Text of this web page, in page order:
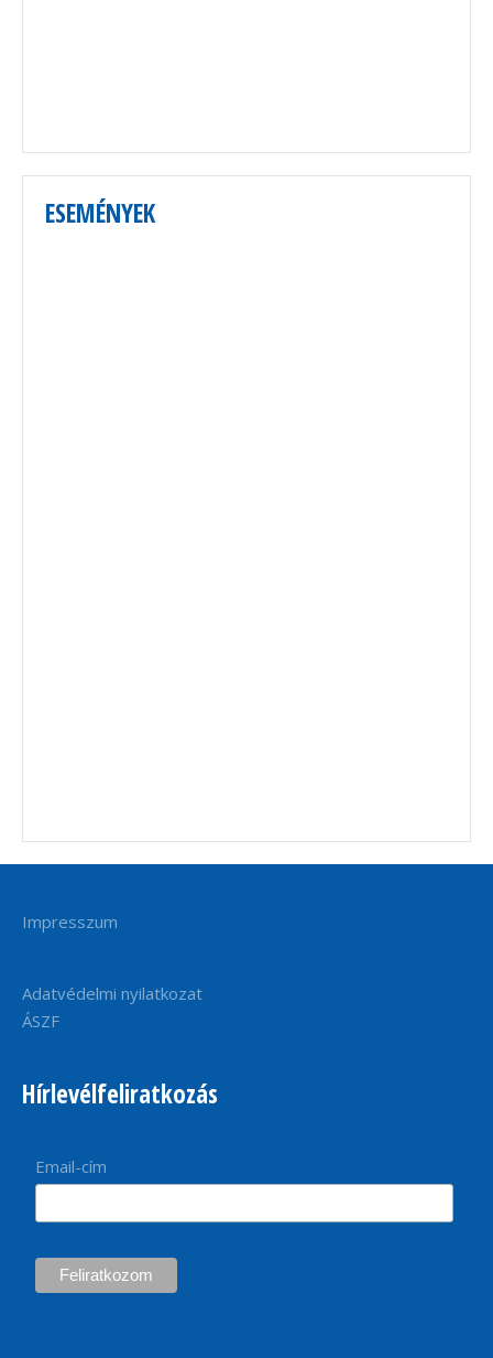
ESEMÉNYEK
Impresszum
Adatvédelmi nyilatkozat
ÁSZF
Hírlevélfeliratkozás
Email-cím